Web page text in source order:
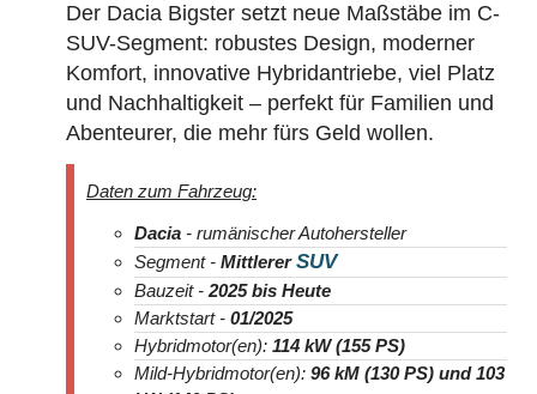
Der Dacia Bigster setzt neue Maßstäbe im C-
SUV-Segment: robustes Design, moderner
Komfort, innovative Hybridantriebe, viel Platz
und Nachhaltigkeit – perfekt für Familien und
Abenteurer, die mehr fürs Geld wollen.
Daten zum Fahrzeug:
Dacia - rumänischer Autohersteller
Segment - MittlererSUV
Bauzeit - 2025bis Heute
Marktstart - 01/2025
Hybridmotor(en): 114 kW (155 PS)
Mild-Hybridmotor(en): 96 kM (130 PS) und 103